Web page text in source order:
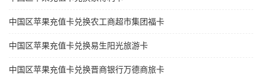
中国区苹果充值卡兑换农工商超市集团福卡
中国区苹果充值卡兑换易生阳光旅游卡
中国区苹果充值卡兑换晋商银行万德商旅卡